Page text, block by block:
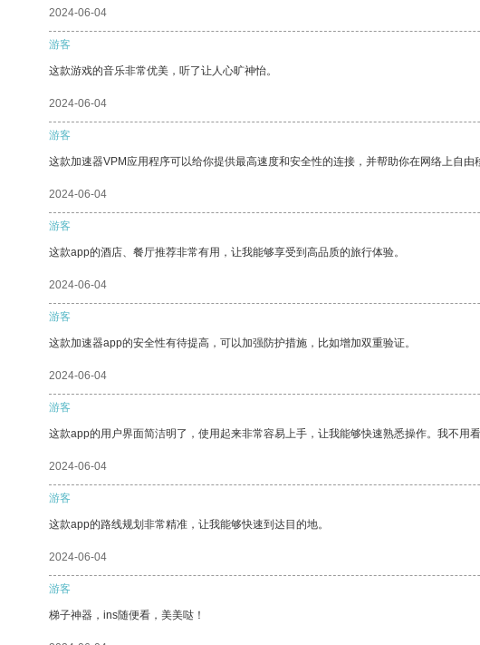
2024-06-04
游客
这款游戏的音乐非常优美，听了让人心旷神怡。
2024-06-04
游客
这款加速器VPM应用程序可以给你提供最高速度和安全性的连接，并帮助你在网络上自由
2024-06-04
游客
这款app的酒店、餐厅推荐非常有用，让我能够享受到高品质的旅行体验。
2024-06-04
游客
这款加速器app的安全性有待提高，可以加强防护措施，比如增加双重验证。
2024-06-04
游客
这款app的用户界面简洁明了，使用起来非常容易上手，让我能够快速熟悉操作。我不用
2024-06-04
游客
这款app的路线规划非常精准，让我能够快速到达目的地。
2024-06-04
游客
梯子神器，ins随便看，美美哒！